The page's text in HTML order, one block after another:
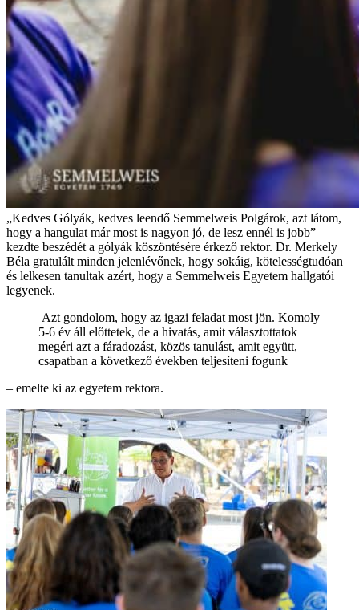
„Kedves Gólyák, kedves leendő Semmelweis Polgárok, azt látom,
hogy a hangulat már most is nagyon jó, de lesz ennél is jobb” –
kezdte beszédét a gólyák köszöntésére érkező rektor. Dr. Merkely
Béla gratulált minden jelenlévőnek, hogy sokáig, kötelességtudóan
és lelkesen tanultak azért, hogy a Semmelweis Egyetem hallgatói
legyenek.
Azt gondolom, hogy az igazi feladat most jön. Komoly
5-6 év áll előttetek, de a hivatás, amit választottatok
megéri azt a fáradozást, közös tanulást, amit együtt,
csapatban a következő években teljesíteni fogunk
– emelte ki az egyetem rektora.